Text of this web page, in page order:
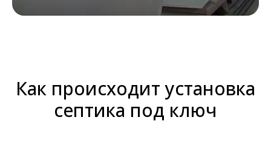
Как происходит установка
септика под ключ